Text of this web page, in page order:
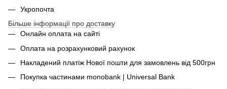
Укропочта
Більше інформації про доставку
Онлайн оплата на сайті
Оплата на розрахунковий рахунок
Накладений платіж Нової пошти для замовлень від 500грн
Покупка частинами monobank | Universal Bank